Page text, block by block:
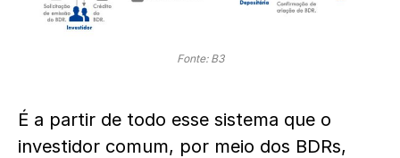
Fonte: B3
É a partir de todo esse sistema que o
investidor comum, por meio dos BDRs,